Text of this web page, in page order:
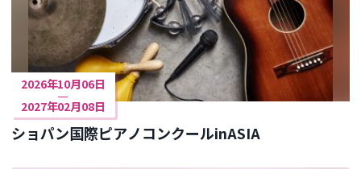
2026年10月06日
2027年02月08日
ショパン国際ピアノコンクールinASIA